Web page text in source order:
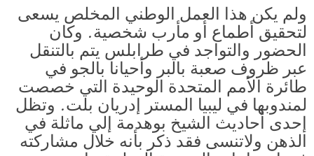
ولم يكن هذا العمل الوطني المخلص يسعى
لتحقيق أطماع أو مأرب شخصية. وكان
الحضور والتواجد في طرابلس يتم بالتنقل
عبر ظروف صعبة بالبر وأحيانا بالجو في
طائرة الأمم المتحدة الوحيدة التي خصصت
لمندوبها في ليبيا المستر إدريان بلت. وتظل
إحدى أحاديث الشيخ بوهدمة إلي ماثلة في
الذهن ولاتنسى فقد ذكر بأنه خلال مشاركته